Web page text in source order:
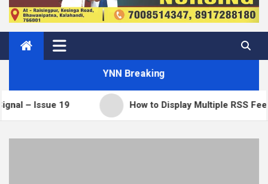
YNN Breaking
19 How to Display Multiple RSS Feeds on